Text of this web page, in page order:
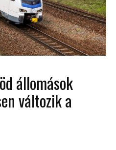
állomások
változik a